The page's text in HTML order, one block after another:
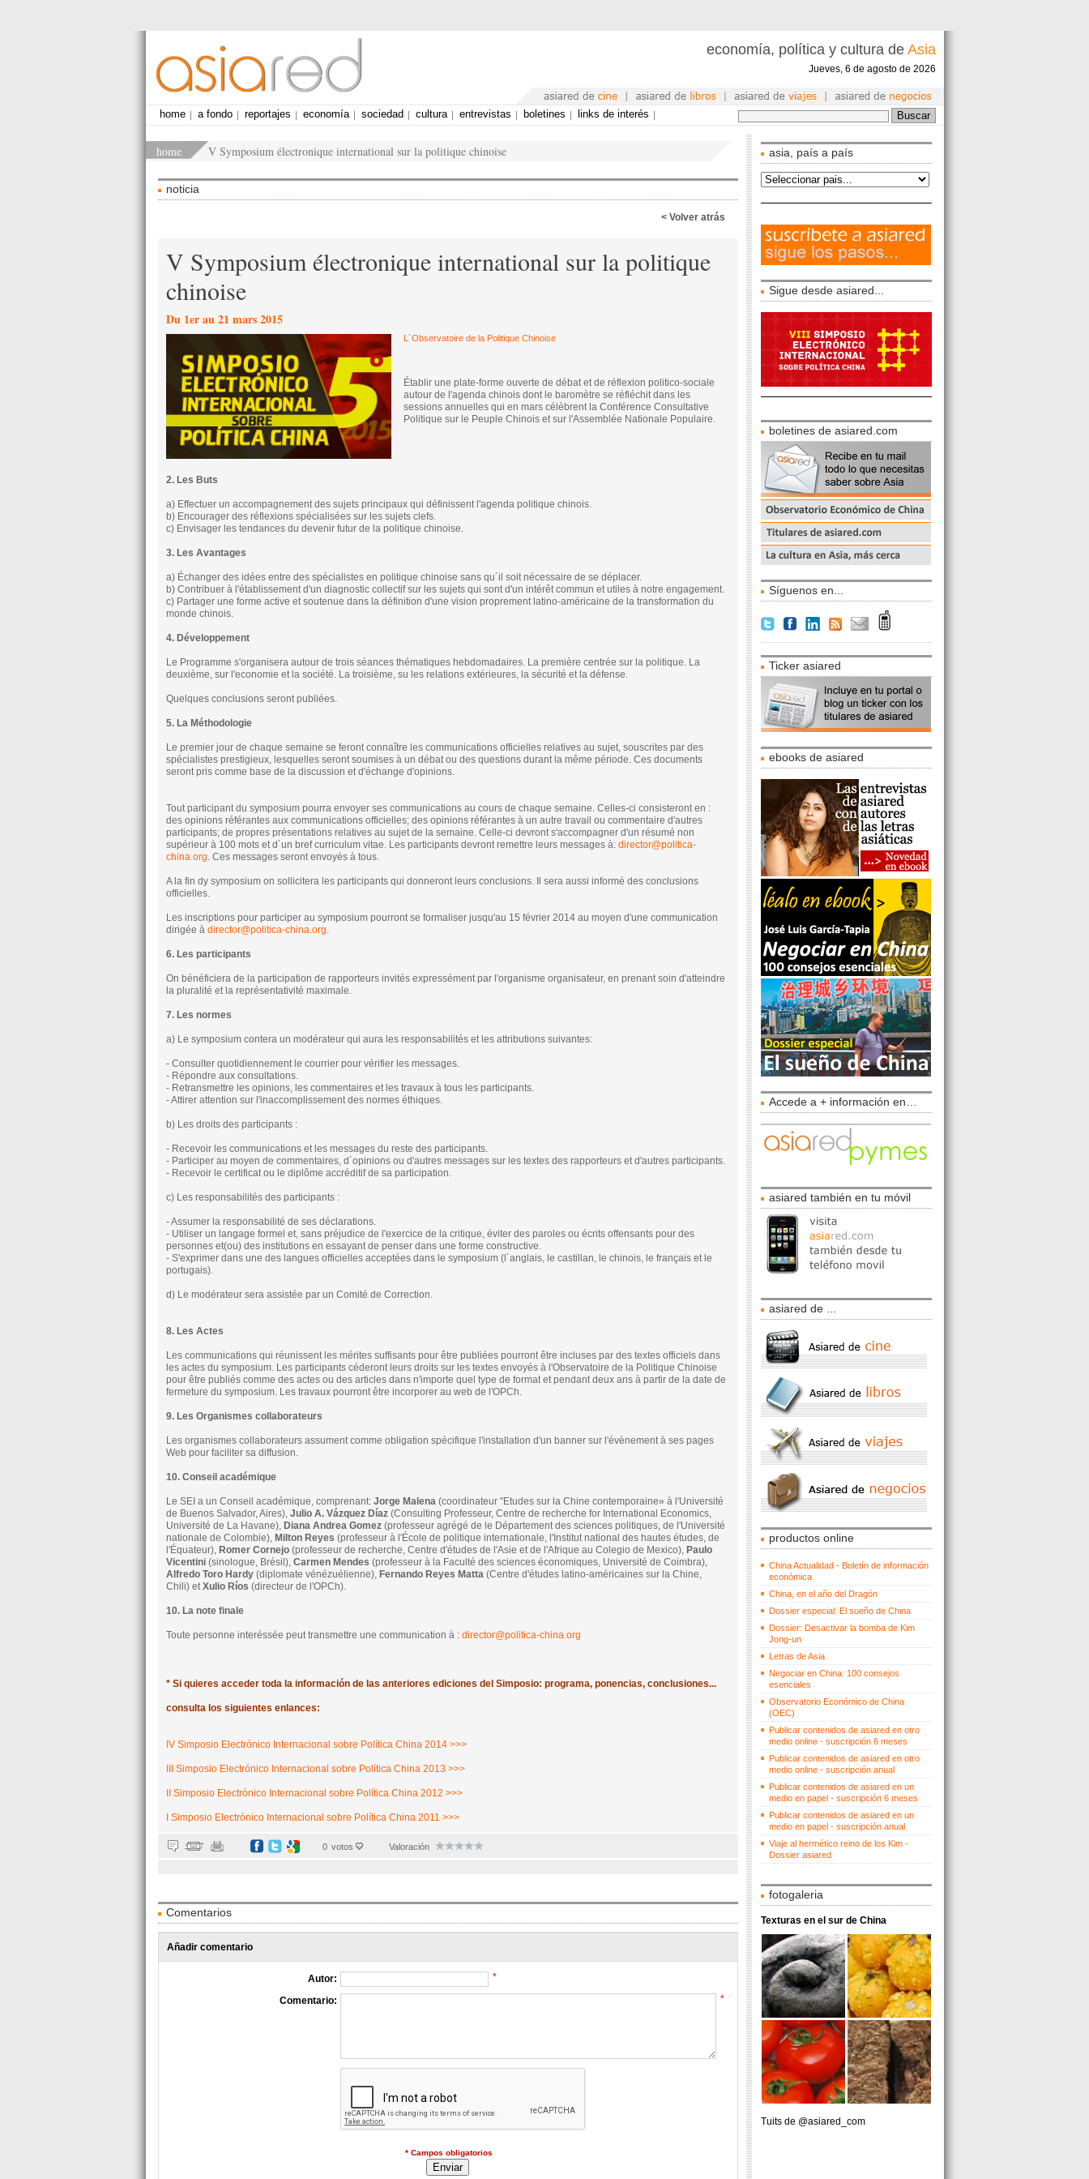
economía, política y cultura de Asia
Jueves, 6 de agosto de 2026
home V Symposium électronique international sur la politique chinoise
home a fondo reportajes economía sociedad cultura entrevistas boletines links de interés
noticia
< Volver atrás
V Symposium électronique international sur la politique
chinoise
Du 1er au 21 mars 2015
L´Observatoire de la Politique Chinoise
Établir une plate-forme ouverte de débat et de réflexion politico-sociale
autour de l'agenda chinois dont le baromètre se réfléchit dans les
sessions annuelles qui en mars célèbrent la Conférence Consultative
Politique sur le Peuple Chinois et sur l'Assemblée Nationale Populaire.
2. Les Buts
a) Effectuer un accompagnement des sujets principaux qui définissent l'agenda politique chinois.
b) Encourager des réflexions spécialisées sur les sujets clefs.
c) Envisager les tendances du devenir futur de la politique chinoise.
3. Les Avantages
a) Échanger des idées entre des spécialistes en politique chinoise sans qu´il soit nécessaire de se déplacer.
b) Contribuer à l'établissement d'un diagnostic collectif sur les sujets qui sont d'un intérêt commun et utiles à notre engagement.
c) Partager une forme active et soutenue dans la définition d'une vision proprement latino-américaine de la transformation du
monde chinois.
4. Développement
Le Programme s'organisera autour de trois séances thématiques hebdomadaires. La première centrée sur la politique. La
deuxième, sur l'economie et la société. La troisième, su les relations extérieures, la sécurité et la défense.
Quelques conclusions seront publiées.
5. La Méthodologie
Le premier jour de chaque semaine se feront connaître les communications officielles relatives au sujet, souscrites par des
spécialistes prestigieux, lesquelles seront soumises à un débat ou des questions durant la même période. Ces documents
seront pris comme base de la discussion et d'échange d'opinions.
Tout participant du symposium pourra envoyer ses communications au cours de chaque semaine. Celles-ci consisteront en :
des opinions référantes aux communications officielles; des opinions référantes à un autre travail ou commentaire d'autres
participants; de propres présentations relatives au sujet de la semaine. Celle-ci devront s'accompagner d'un résumé non
supérieur à 100 mots et d´un bref curriculum vitae. Les participants devront remettre leurs messages à:director@politica-
china.org. Ces messages seront envoyés à tous.
A la fin dy symposium on sollicitera les participants qui donneront leurs conclusions. Il sera aussi informé des conclusions
officielles.
Les inscriptions pour participer au symposium pourront se formaliser jusqu'au 15 février 2014 au moyen d'une communication
dirigée àdirector@politica-china.org.
6. Les participants
On bénéficiera de la participation de rapporteurs invités expressément par l'organisme organisateur, en prenant soin d'atteindre
la pluralité et la représentativité maximale.
7. Les normes
a) Le symposium contera un modérateur qui aura les responsabilités et les attributions suivantes:
- Consulter quotidiennement le courrier pour vérifier les messages.
- Répondre aux consultations.
- Retransmettre les opinions, les commentaires et les travaux à tous les participants.
- Attirer attention sur l'inaccomplissement des normes éthiques.
b) Les droits des participants :
- Recevoir les communications et les messages du reste des participants.
- Participer au moyen de commentaires, d´opinions ou d'autres messages sur les textes des rapporteurs et d'autres participants.
- Recevoir le certificat ou le diplôme accréditif de sa participation.
c) Les responsabilités des participants :
- Assumer la responsabilité de ses déclarations.
- Utiliser un langage formel et, sans préjudice de l'exercice de la critique, éviter des paroles ou écrits offensants pour des
personnes et(ou) des institutions en essayant de penser dans une forme constructive.
- S'exprimer dans une des langues officielles acceptées dans le symposium (l´anglais, le castillan, le chinois, le français et le
portugais).
d) Le modérateur sera assistée par un Comité de Correction.
8. Les Actes
Les communications qui réunissent les mérites suffisants pour être publiées pourront être incluses par des textes officiels dans
les actes du symposium. Les participants céderont leurs droits sur les textes envoyés à l'Observatoire de la Politique Chinoise
pour être publiés comme des actes ou des articles dans n'importe quel type de format et pendant deux ans à partir de la date de
fermeture du symposium. Les travaux pourront être incorporer au web de l'OPCh.
9. Les Organismes collaborateurs
Les organismes collaborateurs assument comme obligation spécifique l'installation d'un banner sur l'évènement à ses pages
Web pour faciliter sa diffusion.
10. Conseil académique
Le SEI a un Conseil académique, comprenant: Jorge Malena (coordinateur "Etudes sur la Chine contemporaine» à l'Université
de Buenos Salvador, Aires),Julio A. Vázquez Díaz (Consulting Professeur, Centre de recherche for International Economics,
Université de La Havane), Diana Andrea Gomez (professeur agrégé de le Département des sciences politiques, de l'Université
nationale de Colombie), Milton Reyes (professeur à l'École de politique internationale, l'Institut national des hautes études, de
l'Équateur), Romer Cornejo (professeur de recherche, Centre d'études de l'Asie et de l'Afrique au Colegio de Mexico), Paulo
Vicentini (sinologue, Brésil),Carmen Mendes (professeur à la Faculté des sciences économiques, Université de Coimbra),
Alfredo Toro Hardy (diplomate vénézuélienne), Fernando Reyes Matta (Centre d'études latino-américaines sur la Chine,
Chili) etXulio Ríos (directeur de l'OPCh).
10. La note finale
Toute personne interéssée peut transmettre une communication à :director@politica-china.org
* Si quieres acceder toda la información de las anteriores ediciones del Simposio: programa, ponencias, conclusiones...
consulta los siguientes enlances:
IV Simposio Electrónico Internacional sobre Política China 2014 >>>
III Simposio Electrónico Internacional sobre Política China 2013 >>>
II Simposio Electrónico Internacional sobre Política China 2012 >>>
I Simposio Electrónico Internacional sobre Política China 2011 >>>
0 votos Valoración
Comentarios
Añadir comentario
Autor: *
Comentario: *
* Campos obligatorios
asia, país a país
Sigue desde asiared...
boletines de asiared.com
Síguenos en...
Ticker asiared
ebooks de asiared
Accede a + información en…
asiared también en tu móvil
asiared de ...
productos online
China Actualidad - Boletín de información
económica
China, en el año del Dragón
Dossier especial: El sueño de China
Dossier: Desactivar la bomba de Kim
Jong-un
Letras de Asia
Negociar en China: 100 consejos
esenciales
Observatorio Económico de China
(OEC)
Publicar contenidos de asiared en otro
medio online - suscripción 6 meses
Publicar contenidos de asiared en otro
medio online - suscripción anual
Publicar contenidos de asiared en un
medio en papel - suscripción 6 meses
Publicar contenidos de asiared en un
medio en papel - suscripción anual
Viaje al hermético reino de los Kim -
Dossier asiared
fotogaleria
Texturas en el sur de China
Tuits de @asiared_com